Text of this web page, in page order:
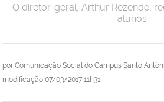
por Comunicação Social do Campus Santo
modificação 07/03/2017 11h31
O diretor-geral, Arthur Rezende,
alunos